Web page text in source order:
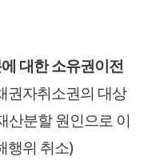
대한 소유권이전
권자취소권의 대상
산분할 원인으로 이
행위 취소)